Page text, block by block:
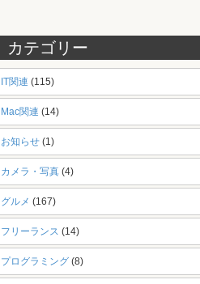
カテゴリー
IT関連 (115)
Mac関連 (14)
お知らせ(1)
カメラ・写真(4)
グルメ (167)
フリーランス (14)
プログラミング(8)